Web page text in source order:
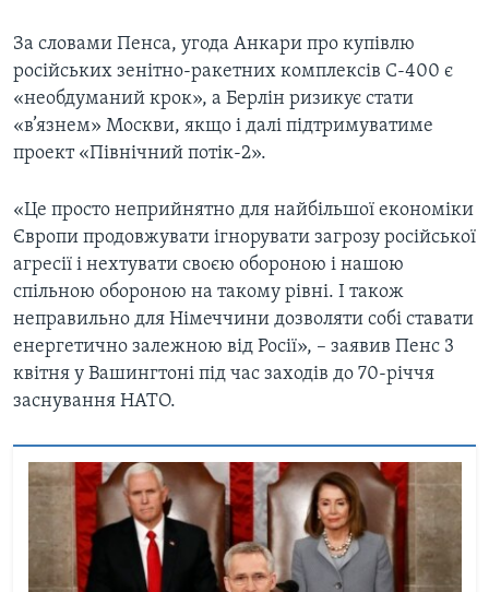
За словами Пенса, угода Анкари про купівлю
російських зенітно-ракетних комплексів С-400 є
«необдуманий крок», а Берлін ризикує стати
«в’язнем» Москви, якщо і далі підтримуватиме
проект «Північний потік-2».
«Це просто неприйнятно для найбільшої економіки
Європи продовжувати ігнорувати загрозу російської
агресії і нехтувати своєю обороною і нашою
спільною обороною на такому рівні. І також
неправильно для Німеччини дозволяти собі ставати
енергетично залежною від Росії», – заявив Пенс 3
квітня у Вашингтоні під час заходів до 70-річчя
заснування НАТО.